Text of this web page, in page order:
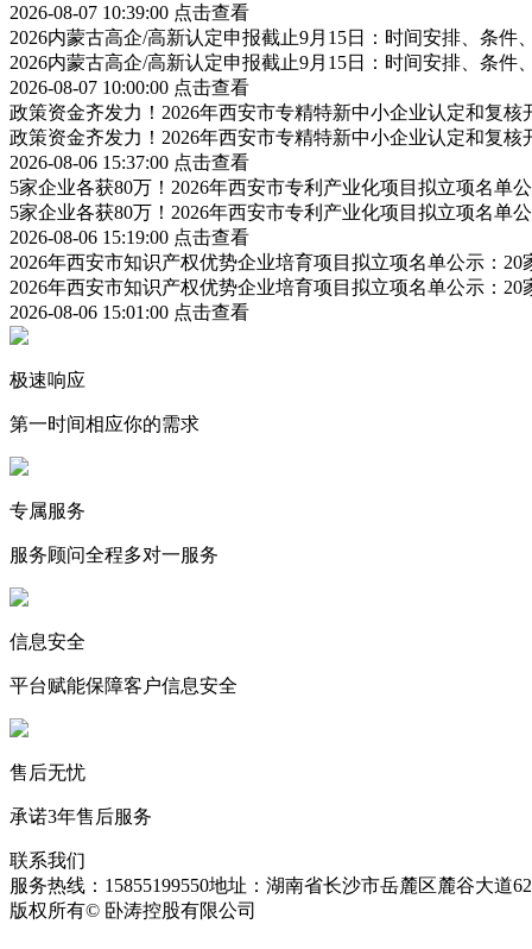
2026-08-07 10:39:00 点击查看
2026内蒙古高企/高新认定申报截止9月15日：时间安排、条件
2026内蒙古高企/高新认定申报截止9月15日：时间安排、条件
2026-08-07 10:00:00 点击查看
政策资金齐发力！2026年西安市专精特新中小企业认定和复
政策资金齐发力！2026年西安市专精特新中小企业认定和复
2026-08-06 15:37:00 点击查看
5家企业各获80万！2026年西安市专利产业化项目拟立项名单
5家企业各获80万！2026年西安市专利产业化项目拟立项名单
2026-08-06 15:19:00 点击查看
2026年西安市知识产权优势企业培育项目拟立项名单公示：
2026年西安市知识产权优势企业培育项目拟立项名单公示：
2026-08-06 15:01:00 点击查看
极速响应
第一时间相应你的需求
专属服务
服务顾问全程多对一服务
信息安全
平台赋能保障客户信息安全
售后无忧
承诺3年售后服务
联系我们
服务热线：15855199550地址：湖南省长沙市岳麓区麓谷大道
版权所有© 卧涛控股有限公司